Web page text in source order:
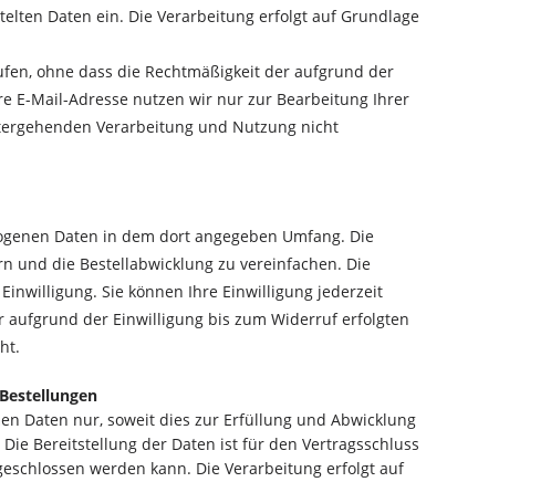
Daten ein. Die Verarbeitung erfolgt auf Grundlage
ohne dass die Rechtmäßigkeit der aufgrund der
E-Mail-Adresse nutzen wir nur zur Bearbeitung Ihrer
Verarbeitung und Nutzung nicht
Daten in dem dort angegeben Umfang. Die
und die Bestellabwicklung zu vereinfachen. Die
Sie können Ihre Einwilligung jederzeit
der Einwilligung bis zum Widerruf erfolgten
Daten nur, soweit dies zur Erfüllung und Abwicklung
Bereitstellung der Daten ist für den Vertragsschluss
werden kann. Die Verarbeitung erfolgt auf